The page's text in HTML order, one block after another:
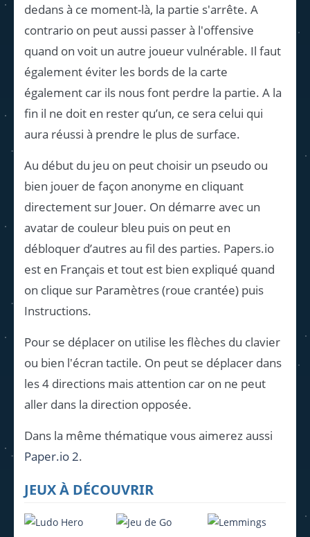
dedans à ce moment-là, la partie s'arrête. A
contrario on peut aussi passer à l'offensive
quand on voit un autre joueur vulnérable. Il faut
également éviter les bords de la carte
également car ils nous font perdre la partie. A la
fin il ne doit en rester qu’un, ce sera celui qui
aura réussi à prendre le plus de surface.
Au début du jeu on peut choisir un pseudo ou
bien jouer de façon anonyme en cliquant
directement sur Jouer. On démarre avec un
avatar de couleur bleu puis on peut en
débloquer d’autres au fil des parties. Papers.io
est en Français et tout est bien expliqué quand
on clique sur Paramètres (roue crantée) puis
Instructions.
Pour se déplacer on utilise les flèches du clavier
ou bien l'écran tactile. On peut se déplacer dans
les 4 directions mais attention car on ne peut
aller dans la direction opposée.
Dans la même thématique vous aimerez aussi
Paper.io 2.
JEUX À DÉCOUVRIR